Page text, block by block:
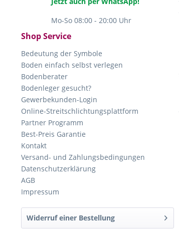
Mo-So 08:00 - 20:00 Uhr
Shop Service
Bedeutung der Symbole
Boden einfach selbst verlegen
Bodenberater
Bodenleger gesucht?
Gewerbekunden-Login
Online-Streitschlichtungsplattform
Partner Programm
Best-Preis Garantie
Kontakt
Versand- und Zahlungsbedingungen
Datenschutzerklärung
AGB
Impressum
Widerruf einer Bestellung